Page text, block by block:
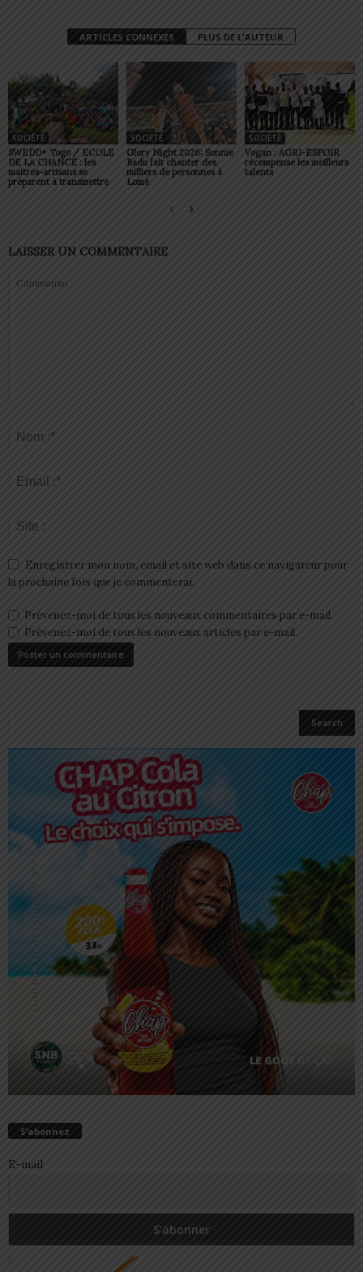
ARTICLES CONNEXES PLUS DE L'AUTEUR
SOCIÉTÉ
SWEDD+ Togo / ECOLE
DE LA CHANCE : les
maitres-artisans se
préparent à transmettre
SOCIÉTÉ
Glory Night 2026: Sonnie
Badu fait chanter des
milliers de personnes à
Lomé
SOCIÉTÉ
Vogan : AGRI-ESPOIR
récompense les meilleurs
talents
LAISSER UN COMMENTAIRE
Enregistrer mon nom, email et site web dans ce navigateur pour
la prochaine fois que je commenterai.
Prévenez-moi de tous les nouveaux commentaires par e-mail.
Prévenez-moi de tous les nouveaux articles par e-mail.
S’abonnez
E-mail